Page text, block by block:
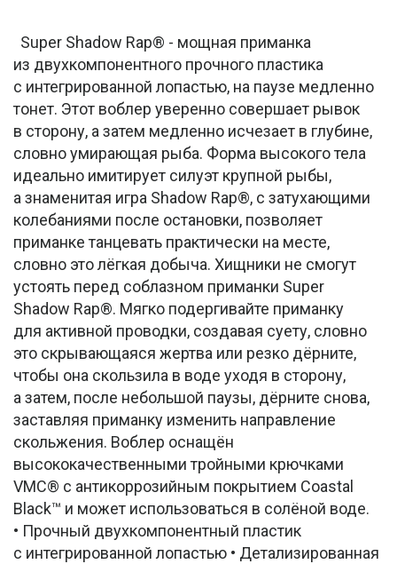
Super Shadow Rap® - мощная приманка
из двухкомпонентного прочного пластика
с интегрированной лопастью, на паузе медленно
тонет. Этот воблер уверенно совершает рывок
в сторону, а затем медленно исчезает в глубине,
словно умирающая рыба. Форма высокого тела
идеально имитирует силуэт крупной рыбы,
а знаменитая игра Shadow Rap®, с затухающими
колебаниями после остановки, позволяет
приманке танцевать практически на месте,
словно это лёгкая добыча. Хищники не смогут
устоять перед соблазном приманки Super
Shadow Rap®. Мягко подергивайте приманку
для активной проводки, создавая суету, словно
это скрывающаяся жертва или резко дёрните,
чтобы она скользила в воде уходя в сторону,
а затем, после небольшой паузы, дёрните снова,
заставляя приманку изменить направление
скольжения. Воблер оснащён
высококачественными тройными крючками
VMC® с антикоррозийным покрытием Coastal
Black™ и может использоваться в солёной воде.
• Прочный двухкомпонентный пластик
с интегрированной лопастью • Детализированная